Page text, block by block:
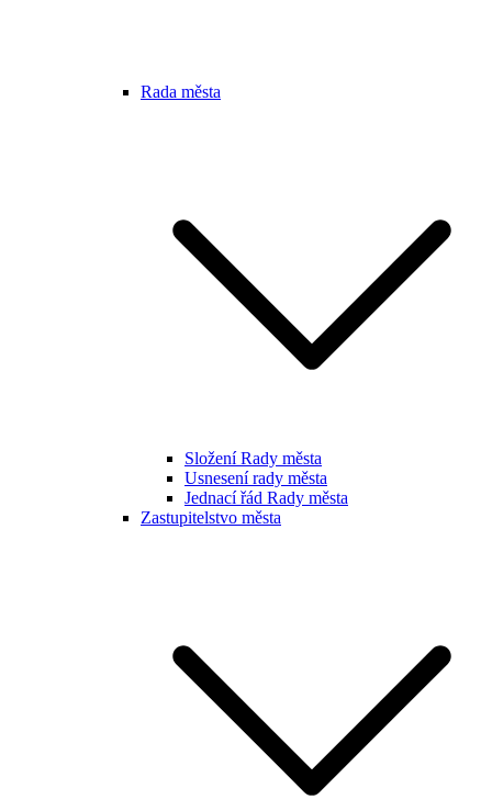
Rada města
Složení Rady města
Usnesení rady města
Jednací řád Rady města
Zastupitelstvo města